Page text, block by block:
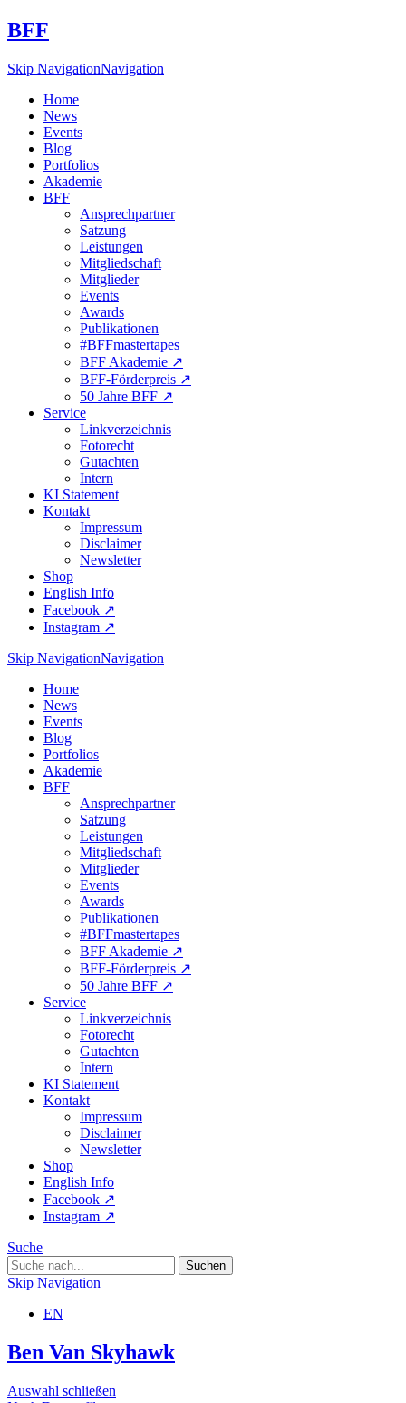
BFF
Skip NavigationNavigation
Home
News
Events
Blog
Portfolios
Akademie
BFF
Ansprechpartner
Satzung
Leistungen
Mitgliedschaft
Mitglieder
Events
Awards
Publikationen
#BFFmastertapes
BFF Akademie ↗︎
BFF-Förderpreis ↗︎
50 Jahre BFF ↗︎
Service
Linkverzeichnis
Fotorecht
Gutachten
Intern
KI Statement
Kontakt
Impressum
Disclaimer
Newsletter
Shop
English Info
Facebook ↗︎
Instagram ↗︎
Skip NavigationNavigation
Home
News
Events
Blog
Portfolios
Akademie
BFF
Ansprechpartner
Satzung
Leistungen
Mitgliedschaft
Mitglieder
Events
Awards
Publikationen
#BFFmastertapes
BFF Akademie ↗︎
BFF-Förderpreis ↗︎
50 Jahre BFF ↗︎
Service
Linkverzeichnis
Fotorecht
Gutachten
Intern
KI Statement
Kontakt
Impressum
Disclaimer
Newsletter
Shop
English Info
Facebook ↗︎
Instagram ↗︎
Suche
Skip Navigation
EN
Ben Van Skyhawk
Auswahl schließen